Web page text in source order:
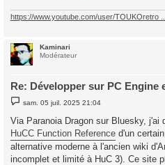
https://www.youtube.com/user/TOUKOretro
Kaminari
Modérateur
Re: Développer sur PC Engine
e
s
a
g
e
sam. 05 juil. 2025 21:04
Via Paranoia Dragon sur Bluesky, j'ai
HuCC Function Reference d'un
alternative moderne à l'ancien wiki
incomplet et limité à HuC 3). Ce site